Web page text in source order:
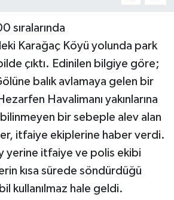
sıralarında
Karağaç Köyü yolunda park
çıktı. Edinilen bilgiye göre;
balık avlamaya gelen bir
Havalimanı yakınlarına
bir sebeple alev alan
itfaiye ekiplerine haber verdi.
yerine itfaiye ve polis ekibi
kısa sürede söndürdüğü
kullanılmaz hale geldi.